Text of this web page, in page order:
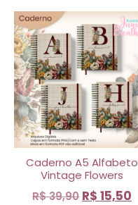
Caderno A5 Alfabeto
Vintage Flowers
R$39,90 R$ 15,50